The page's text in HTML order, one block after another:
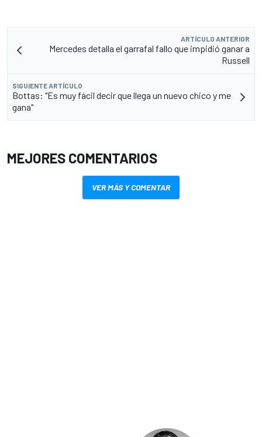
ARTÍCULO ANTERIOR
Mercedes detalla el garrafal fallo que impidió ganar a
Russell
SIGUIENTE ARTÍCULO
Bottas: "Es muy fácil decir que llega un nuevo chico y me
gana"
MEJORES COMENTARIOS
VER MÁS Y COMENTAR